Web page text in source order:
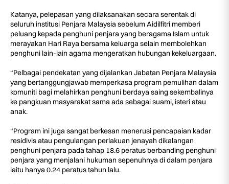
Katanya, pelepasan yang dilaksanakan secara serentak di
seluruh institusi Penjara Malaysia sebelum Aidilfitri memberi
peluang kepada penghuni penjara yang beragama Islam untuk
merayakan Hari Raya bersama keluarga selain membolehkan
penghuni lain-lain agama mengeratkan hubungan kekeluargaan.
“Pelbagai pendekatan yang dijalankan Jabatan Penjara Malaysia
yang bertanggungjawab memperkasa program pemulihan dalam
komuniti bagi melahirkan penghuni berdaya saing sekembalinya
ke pangkuan masyarakat sama ada sebagai suami, isteri atau
anak.
“Program ini juga sangat berkesan menerusi pencapaian kadar
residivis atau pengulangan perlakuan jenayah dikalangan
penghuni penjara pada tahap 18.6 peratus berbanding penghuni
penjara yang menjalani hukuman sepenuhnya di dalam penjara
iaitu hanya 0.24 peratus tahun lalu.